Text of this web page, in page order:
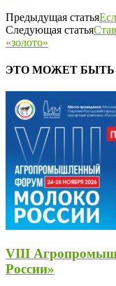
Предыдущая статья
Следующая статья
«золото»
ЭТО МОЖЕТ БЫТЬ
VIII
России»